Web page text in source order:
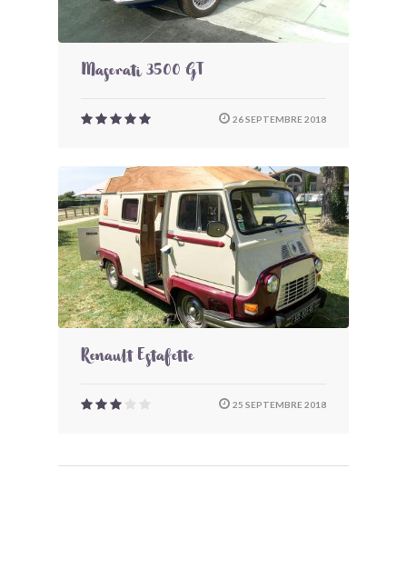
Maserati 3500 GT
26 SEPTEMBRE 2018
Renault Estafette
25 SEPTEMBRE 2018